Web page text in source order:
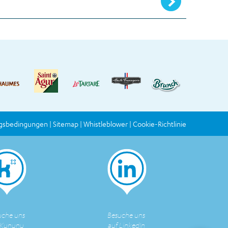
Sitemap Whistleblower Cookie-Richtlinie
uns
Besuche uns
auf LinkedIn